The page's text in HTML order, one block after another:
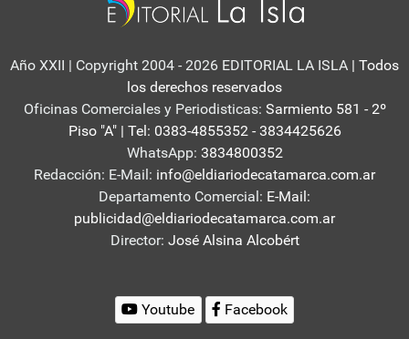
Año XXII | Copyright 2004 - 2026 EDITORIAL LA ISLA | Todos
los derechos reservados
Oficinas Comerciales y Periodisticas: Sarmiento 581 - 2º
Piso "A" | Tel: 0383-4855352 - 3834425626
WhatsApp: 3834800352
Redacción: E-Mail: info@eldiariodecatamarca.com.ar
Departamento Comercial: E-Mail:
publicidad@eldiariodecatamarca.com.ar
Director: José Alsina Alcobért
Youtube Facebook